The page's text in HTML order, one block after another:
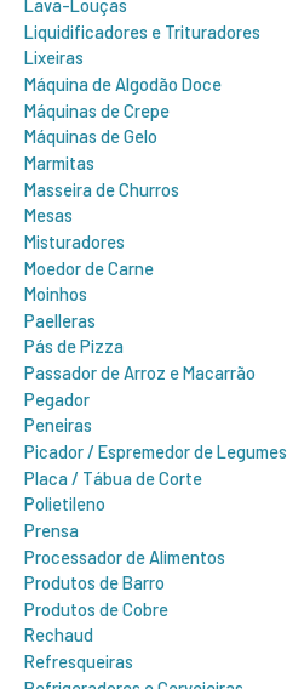
Lava-Louças
Liquidificadores e Trituradores
Lixeiras
Máquina de Algodão Doce
Máquinas de Crepe
Máquinas de Gelo
Marmitas
Masseira de Churros
Mesas
Misturadores
Moedor de Carne
Moinhos
Paelleras
Pás de Pizza
Passador de Arroz e Macarrão
Pegador
Peneiras
Picador / Espremedor de Legumes
Placa / Tábua de Corte
Polietileno
Prensa
Processador de Alimentos
Produtos de Barro
Produtos de Cobre
Rechaud
Refresqueiras